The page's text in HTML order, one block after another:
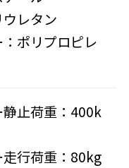
レタン
ポリプロピレ
静止荷重：400k
走行荷重：80kg